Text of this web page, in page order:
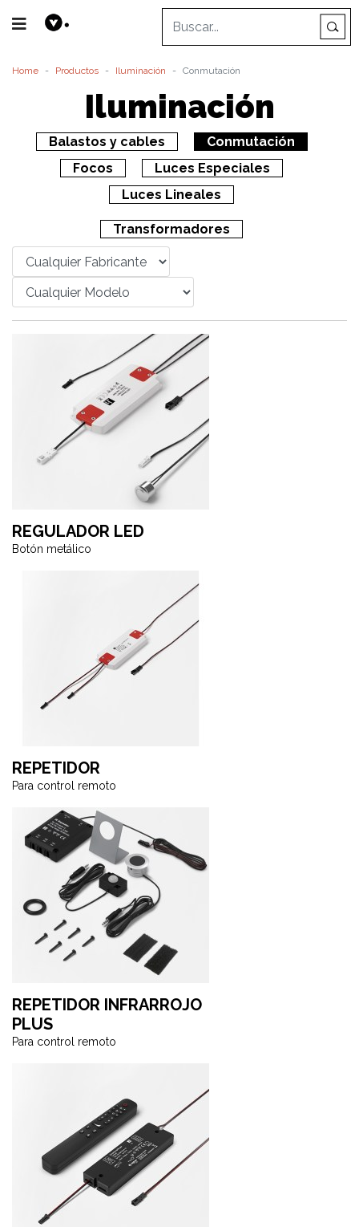
Home Productos Iluminación Conmutación
Iluminación
Balastos y cables
Conmutación
Focos
Luces Especiales
Luces Lineales
Transformadores
REGULADOR LED
Botón metálico
REPETIDOR
Para control remoto
REPETIDOR INFRARROJO
PLUS
Para control remoto